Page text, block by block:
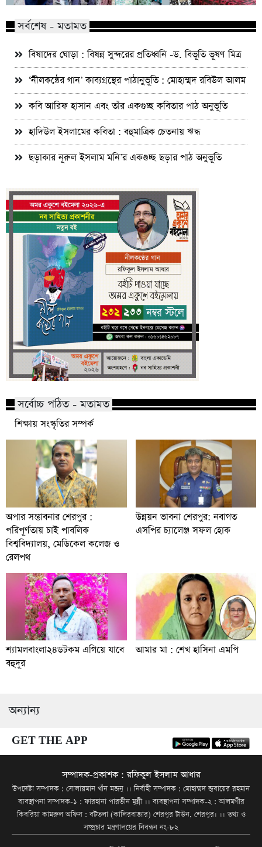
সর্বশেষ - মতামত
বিষাদের ঘোড়া : বিষন্ন সুন্দরের প্রতিধ্বনি -ড. বিভূতি ভূষণ মিত্র
‘নীলকন্ঠের গান’ কাব্যগ্রন্থের পাঠানুভূতি : মোহাম্মদ রবিউল আলম
কবি আরিফ হাসান এবং তাঁর একগুচ্ছ কবিতার পাঠ অনুভূতি
হাদিউল ইসলামের কবিতা : বহুমাত্রিক চেতনায় ঋদ্ধ
ছড়াকার নূরুল ইসলাম মনি’র একগুচ্ছ ছড়ার পাঠ অনুভূতি
সর্বোচ্চ পঠিত - মতামত
শিক্ষায় সংস্কৃতির সম্পর্ক
অপার সম্ভাবনার শেরপুর :
পরিপূর্ণতায় চাই পাবলিক
বিশ্ববিদ্যালয়, মেডিকেল কলেজ ও
রেলপথ
উন্নয়ন ভাবনা শেরপুর: নবাগত
এসপির চ্যালেঞ্জ সফল হোক
শ্যামলবাংলা২৪ডটকম এগিয়ে যাবে
বহুদূর
আমার মা : শেখ হাসিনা এমপি
অন্যান্য
GET THE APP
সম্পাদক-প্রকাশক : রফিকুল ইসলাম আধার
উপদেষ্টা সম্পাদক : সোলায়মান খাঁন মজনু ।। নির্বাহী সম্পাদক : মোহাম্মদ জুবায়ের রহমান
ব্যবস্থাপনা সম্পাদক-১ : ফারহানা পারভীন মুন্নী ।। ব্যবস্থাপনা সম্পাদক-২ : আলমগীর
কিবরিয়া কামরুল অফিস : বটতলা (কালিরবাজার) শেরপুর টাউন, শেরপুর। ।। তথ্য ও
সম্প্রচার মন্ত্রণালয়ের নিবন্ধন নং-৮২